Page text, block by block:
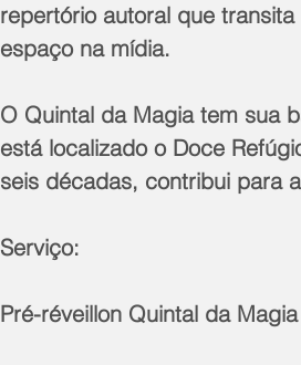
repertório autoral que
espaço na mídia.
O Quintal da Magia tem sua
está localizado o Doce
seis décadas, contribui para
Serviço:
Pré-réveillon Quintal da